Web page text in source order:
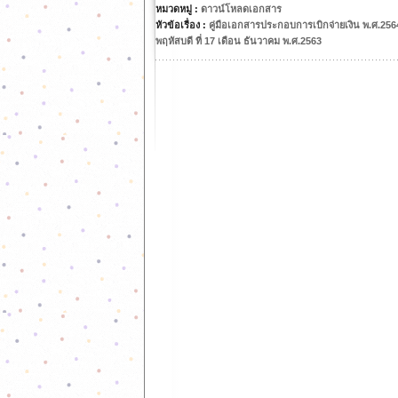
หมวดหมู่ : ดาวน์โหลดเอกสาร
หัวข้อเรื่อง : คู่มือเอกสารประกอบการเบิกจ่ายเงิน พ.ศ
พฤหัสบดี ที่ 17 เดือน ธันวาคม พ.ศ.2563